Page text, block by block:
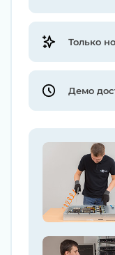
Только
Демо